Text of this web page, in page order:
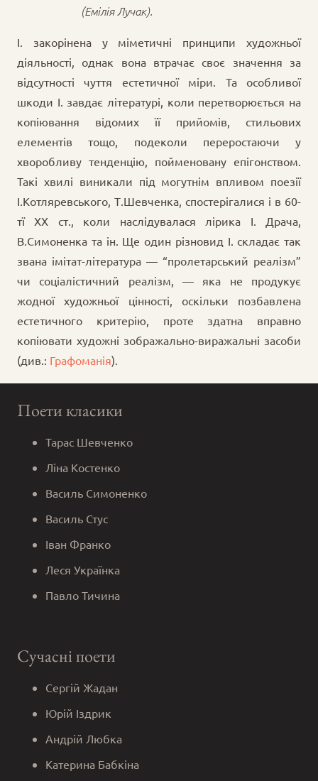
(Емілія Лучак).
І. закорінена у міметичні принципи художньої
діяльності, однак вона втрачає своє значення за
відсутності чуття естетичної міри. Та особливої
шкоди І. завдає літературі, коли перетворюється на
копіювання відомих її прийомів, стильових
елементів тощо, подеколи переростаючи у
хворобливу тенденцію, пойменовану епігонством.
Такі хвилі виникали під могутнім впливом поезії
І.Котляревського, Т.Шевченка, спостерігалися і в 60-
тї XX ст., коли наслідувалася лірика І. Драча,
В.Симоненка та ін. Ще один різновид І. складає так
звана імітат-література — “пролетарський реалізм”
чи соціалістичний реалізм, — яка не продукує
жодної художньої цінності, оскільки позбавлена
естетичного критерію, проте здатна вправно
копіювати художні зображально-виражальні засоби
(див.: Графоманія).
Поети класики
Тарас Шевченко
Ліна Костенко
Василь Симоненко
Василь Стус
Іван Франко
Леся Українка
Павло Тичина
Сучасні поети
Сергій Жадан
Юрій Іздрик
Андрій Любка
Катерина Бабкіна